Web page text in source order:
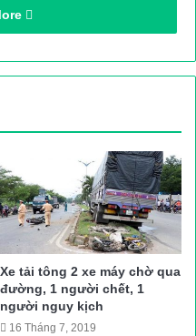
Nghi Tàm (quận Tây Hồ) đi
Trần Nhật Duật xe bỗng
đẩy thu gom rác ven
đang làm việc gần xe rác.
nguồn tin này cho biết.
choạng tay lái suýt đâm vào
Mazda đã điều khiển xe một
xem xét sự việc.
Diệp Anh- Văn Huế
Nguồn bài viết:ATGT.VN
Anh mới nhất
Xe tải tông 2 xe máy chờ qua
đường, 1 người chết, 1
người nguy kịch
16 Tháng 7, 2019